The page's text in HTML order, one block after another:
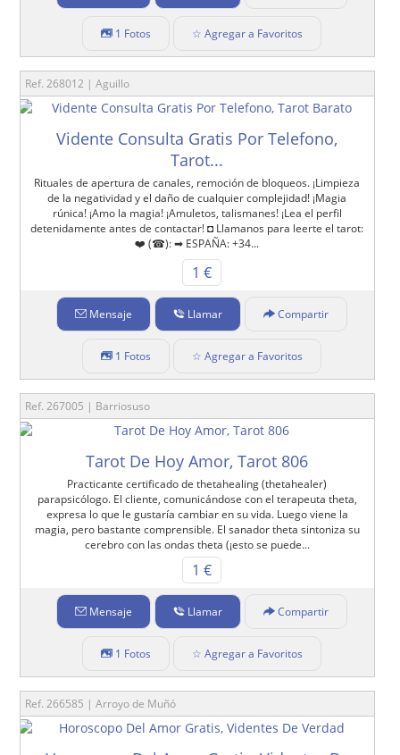
1 Fotos ☆ Agregar a Favoritos
Ref. 268012 | Aguillo
Vidente Consulta Gratis Por Telefono,
Tarot...
Rituales de apertura de canales, remoción de bloqueos. ¡Limpieza
de la negatividad y el daño de cualquier complejidad! ¡Magia
rúnica! ¡Amo la magia! ¡Amuletos, talismanes! ¡Lea el perfil
detenidamente antes de contactar! ◘ Llamanos para leerte el tarot:
❤️ (☎): ➡ ESPAÑA: +34...
1 €
Mensaje Llamar Compartir
1 Fotos ☆ Agregar a Favoritos
Ref. 267005 | Barriosuso
Tarot De Hoy Amor, Tarot 806
Practicante certificado de thetahealing (thetahealer)
parapsicólogo. El cliente, comunicándose con el terapeuta theta,
expresa lo que le gustaría cambiar en su vida. Luego viene la
magia, pero bastante comprensible. El sanador theta sintoniza su
cerebro con las ondas theta (¡esto se puede...
1 €
Mensaje Llamar Compartir
1 Fotos ☆ Agregar a Favoritos
Ref. 266585 | Arroyo de Muñó